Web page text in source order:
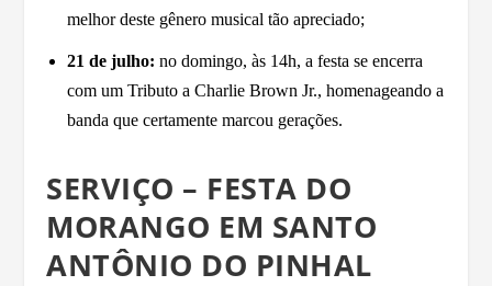
melhor deste gênero musical tão apreciado;
21 de julho: no domingo, às 14h, a festa se encerra
com um Tributo a Charlie Brown Jr., homenageando a
banda que certamente marcou gerações.
SERVIÇO – FESTA DO
MORANGO EM SANTO
ANTÔNIO DO PINHAL